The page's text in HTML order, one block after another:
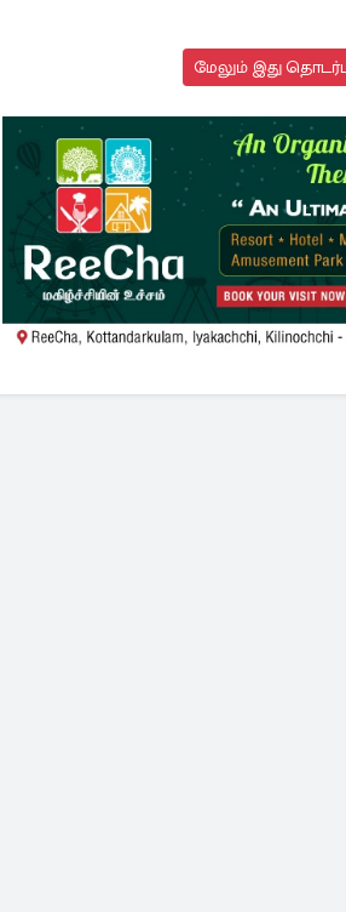
மேலும் இது